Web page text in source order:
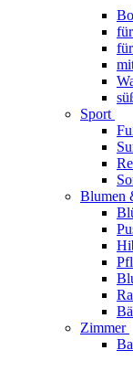
Sport
Blumen
Zimmer